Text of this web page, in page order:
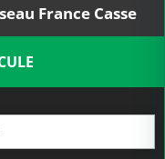
France Casse